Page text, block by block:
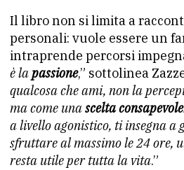
Il libro non si limita a
personali: vuole essere un
intraprende percorsi
è lapassione,” sottolinea
qualcosa che ami, non la
ma come unascelta consapevole
a livello agonistico, ti insegna a
sfruttare al massimo le 24 ore,
resta utile per tutta la vita.”